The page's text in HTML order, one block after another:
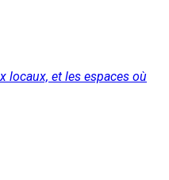
locaux, et les espaces où